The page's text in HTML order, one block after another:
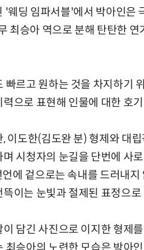
'웨딩 임파서블'에서 박아인은
최승아 역으로 분해 탄탄한
빠르고 원하는 것을 차지하기
으로 표현해 인물에 대한 호
이도한(김도완 분) 형제와 대
시청자의 눈길을 단번에 사
에 겉으로는 속내를 드러내
이는 눈빛과 절제된 표정으
담긴 사진으로 이지한 형제